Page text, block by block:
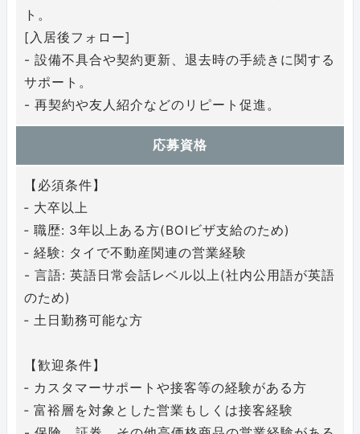
ト。
[入居後フォロー]
- 設備不具合や契約更新、退去時の手続きに関する
サポート。
- 再契約や友人紹介などのリピート促進。
応募資格
【必須条件】
‐ 大卒以上
‐ 職歴: 3年以上ある方(BOIビザ支給のため)
‐ 経験: タイで不動産関連の営業経験
- 言語: 英語日常会話レベル以上(社内公用語が英語
のため)
‐ 土日勤務可能な方
【歓迎条件】
‐ カスタマーサポートや接客等の経験がある方
‐ 富裕層を対象とした営業もしくは接客経験